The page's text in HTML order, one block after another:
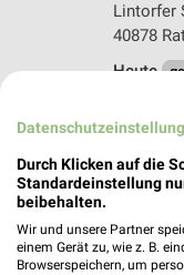
Lintorfer
40878
Heute
40479
Heute
Durch Klicken auf die
Standardeinstellung
beibehalten.
Wir und unsere Partner
einem Gerät zu, wie z. B.
Browserspeichern, um